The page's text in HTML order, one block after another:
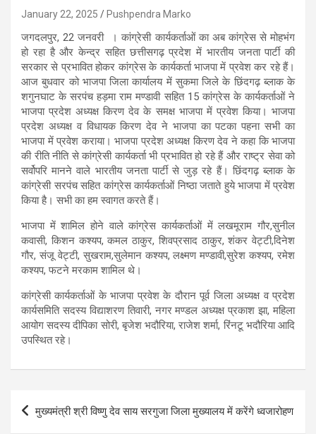
January 22, 2025 Pushpendra Marko
जगदलपुर, 22 जनवरी । कांग्रेसी कार्यकर्ताओं का अब कांग्रेस से मोहभंग
हो रहा है और केन्द्र सहित छत्तीसगढ़ प्रदेश में भारतीय जनता पार्टी की
सरकार से प्रभावित होकर कांग्रेस के कार्यकर्ता भाजपा में प्रवेश कर रहे हैं।
आज बुधवार को भाजपा जिला कार्यालय में सुकमा जिले के छिंदगढ़ ब्लाक के
शगुनघाट के सरपंच हड़मा राम मण्डावी सहित 15 कांग्रेस के कार्यकर्ताओं ने
भाजपा प्रदेश अध्यक्ष किरण देव के समक्ष भाजपा में प्रवेश किया। भाजपा
प्रदेश अध्यक्ष व विधायक किरण देव ने भाजपा का पटका पहना सभी का
भाजपा में प्रवेश कराया। भाजपा प्रदेश अध्यक्ष किरण देव ने कहा कि भाजपा
की रीति नीति से कांग्रेसी कार्यकर्ता भी प्रभावित हो रहे हैं और राष्ट्र सेवा को
सर्वोपरि मानने वाले भारतीय जनता पार्टी से जुड़ रहे हैं। छिंदगढ़ ब्लाक के
कांग्रेसी सरपंच सहित कांग्रेस कार्यकर्ताओं निष्ठा जताते हुये भाजपा में प्रवेश
किया है। सभी का हम स्वागत करते हैं।
भाजपा में शामिल होने वाले कांग्रेस कार्यकर्ताओं में लखमूराम गौर,सुनील
कवासी, किशन कश्यप, कमल ठाकुर, शिवप्रसाद ठाकुर, शंकर वेट्टी,दिनेश
गौर, संजू वेट्टी, सुखराम,सुलेमान कश्यप, लक्ष्मण मण्डावी,सुरेश कश्यप, रमेश
कश्यप, फटने मरकाम शामिल थे।
कांग्रेसी कार्यकर्ताओं के भाजपा प्रवेश के दौरान पूर्व जिला अध्यक्ष व प्रदेश
कार्यसमिति सदस्य विद्याशरण तिवारी, नगर मण्डल अध्यक्ष प्रकाश झा, महिला
आयोग सदस्य दीपिका सोरी, बृजेश भदौरिया, राजेश शर्मा, रिंनटू भदौरिया आदि
उपस्थित रहे।
Post
navigation
मुख्यमंत्री श्री विष्णु देव साय सरगुजा जिला मुख्यालय में करेंगे ध्वजारोहण